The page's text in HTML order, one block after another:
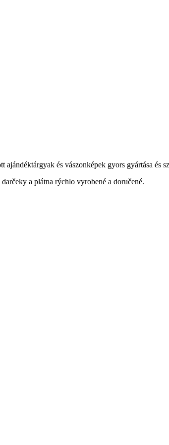
és vászonképek gyors gyártása és
a plátna rýchlo vyrobené a doručené.